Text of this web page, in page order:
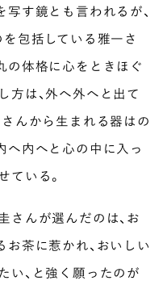
す鏡とも言われるが、
包括している雅一さ
の体格に心をときほぐ
方は、外へ外へと出て
んから生まれる器はの
へ内へと心の中に入っ
ている。
さんが選んだのは、お
茶に惹かれ、おいしい
い、と強く願ったのが